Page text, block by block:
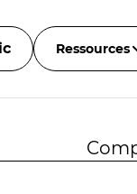
Ressources